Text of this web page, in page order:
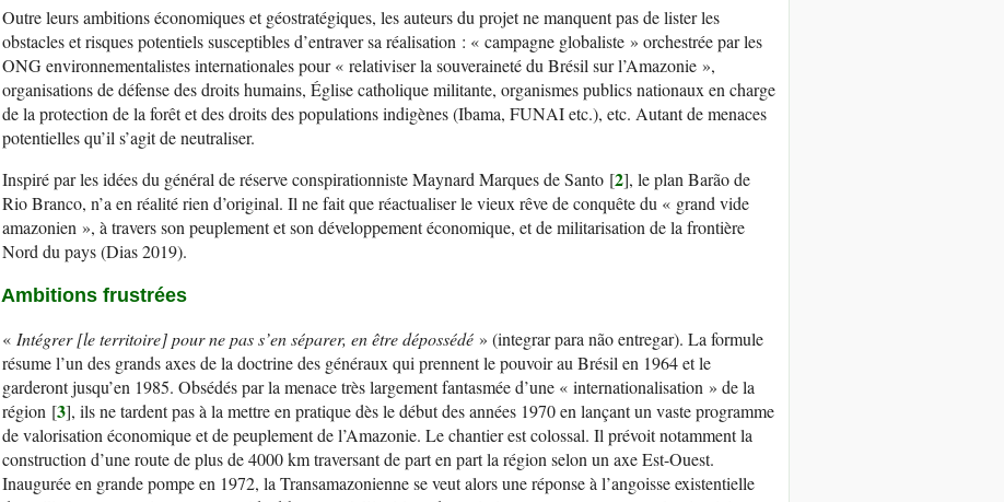
Outre leurs ambitions économiques et géostratégiques, les auteurs du projet ne manquent pas de lister les
obstacles et risques potentiels susceptibles d’entraver sa réalisation : « campagne globaliste » orchestrée par les
ONG environnementalistes internationales pour « relativiser la souveraineté du Brésil sur l’Amazonie »,
organisations de défense des droits humains, Église catholique militante, organismes publics nationaux en charge
de la protection de la forêt et des droits des populations indigènes (Ibama, FUNAI etc.), etc. Autant de menaces
potentielles qu’il s’agit de neutraliser.
Inspiré par les idées du général de réserve conspirationniste Maynard Marques de Santo [2], le plan Barão de
Rio Branco, n’a en réalité rien d’original. Il ne fait que réactualiser le vieux rêve de conquête du « grand vide
amazonien », à travers son peuplement et son développement économique, et de militarisation de la frontière
Nord du pays (Dias 2019).
Ambitions frustrées
« Intégrer [le territoire] pour ne pas s’en séparer, en être dépossédé » (integrar para não entregar). La formule
résume l’un des grands axes de la doctrine des généraux qui prennent le pouvoir au Brésil en 1964 et le
garderont jusqu’en 1985. Obsédés par la menace très largement fantasmée d’une « internationalisation » de la
région [3], ils ne tardent pas à la mettre en pratique dès le début des années 1970 en lançant un vaste programme
de valorisation économique et de peuplement de l’Amazonie. Le chantier est colossal. Il prévoit notamment la
construction d’une route de plus de 4000 km traversant de part en part la région selon un axe Est-Ouest.
Inaugurée en grande pompe en 1972, la Transamazonienne se veut alors une réponse à l’angoisse existentielle